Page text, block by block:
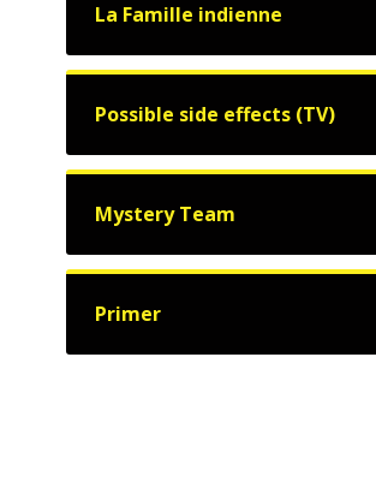
La Famille indienne
Possible side effects (TV)
Mystery Team
Primer